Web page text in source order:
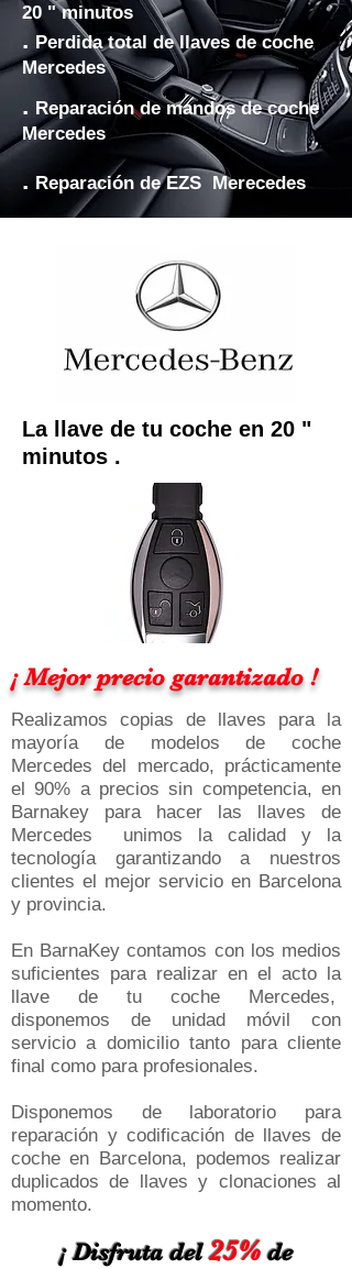
20 " minutos
. Perdida total de llaves de coche
Mercedes
. Reparación de mandos de coche
Mercedes
. Reparación de EZS Merecedes
La llave de tu coche en 20 "
minutos .
¡ Mejor precio garantizado !
Realizamos copias de llaves para la
mayoría de modelos de coche
Mercedes del mercado, prácticamente
el 90% a precios sin competencia, en
Barnakey para hacer las llaves de
Mercedes unimos la calidad y la
tecnología garantizando a nuestros
clientes el mejor servicio en Barcelona
y provincia.
En BarnaKey contamos con los medios
suficientes para realizar en el acto la
llave de tu coche Mercedes,
disponemos de unidad móvil con
servicio a domicilio tanto para cliente
final como para profesionales.
Disponemos de laboratorio para
reparación y codificación de llaves de
coche en Barcelona, podemos realizar
duplicados de llaves y clonaciones al
momento.
¡ Disfruta del25% de